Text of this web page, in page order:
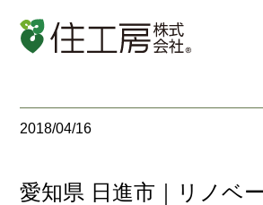
2018/04/16
愛知県 日進市｜リノベ